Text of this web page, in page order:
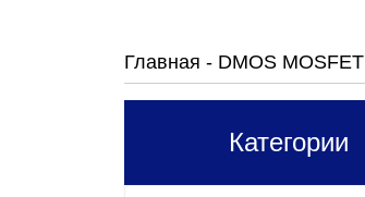
Главная - DMOS MOSFET
Категории